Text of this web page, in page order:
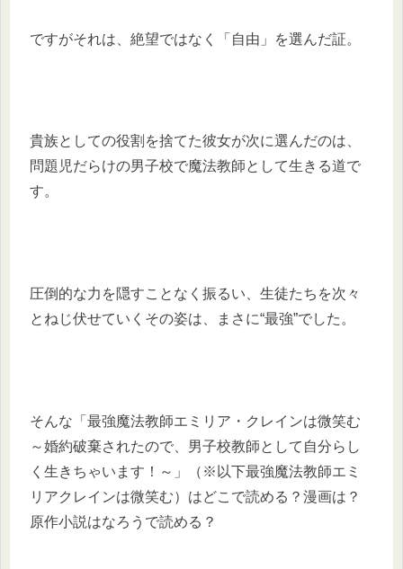
ですがそれは、絶望ではなく「自由」を選んだ証。
貴族としての役割を捨てた彼女が次に選んだのは、
問題児だらけの男子校で魔法教師として生きる道で
す。
圧倒的な力を隠すことなく振るい、生徒たちを次々
とねじ伏せていくその姿は、まさに“最強”でした。
そんな「最強魔法教師エミリア・クレインは微笑む
～婚約破棄されたので、男子校教師として自分らし
く生きちゃいます！～」（※以下最強魔法教師エミ
リアクレインは微笑む）はどこで読める？漫画は？
原作小説はなろうで読める？